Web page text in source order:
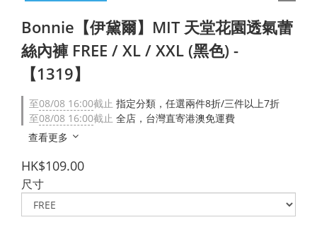
Bonnie【伊黛爾】MIT 天堂花園透氣蕾
絲內褲 FREE / XL / XXL (黑色) -
【1319】
至08/08 16:00截止 指定分類，任選兩件8折/三件以上7折
至08/08 16:00截止 全店，台灣直寄港澳免運費
查看更多
HK$109.00
尺寸